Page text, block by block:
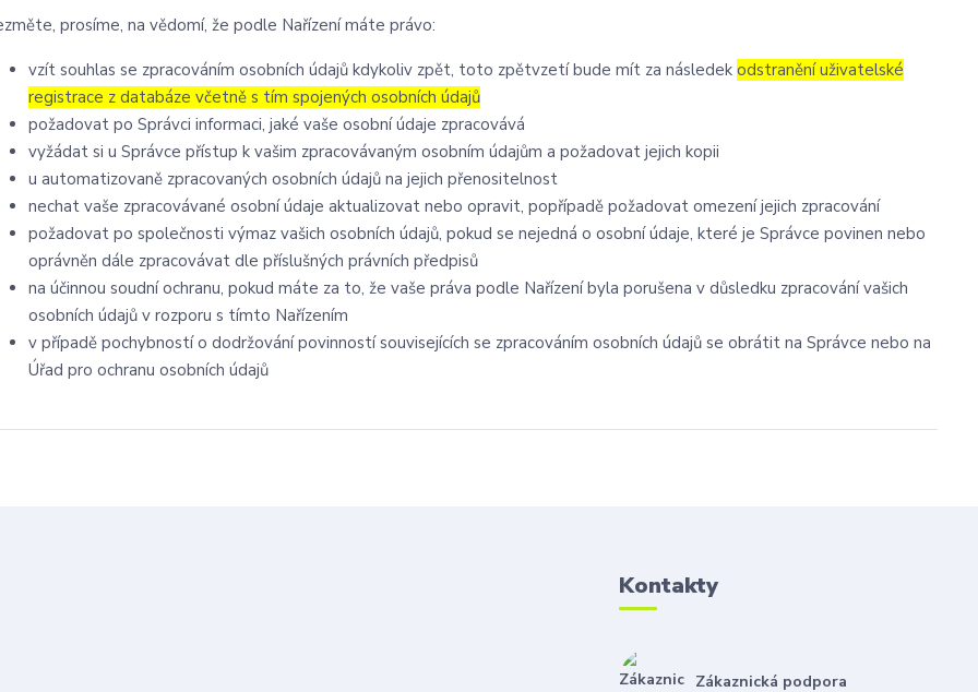
prosíme, na vědomí, že podle Nařízení máte právo:
vzít souhlas se zpracováním osobních údajů kdykoliv zpět, toto zpětvzetí bude mít za následekodstranění uživatelské
registrace z databáze včetně s tím spojených osobních údajů
požadovat po Správci informaci, jaké vaše osobní údaje zpracovává
vyžádat si u Správce přístup k vašim zpracovávaným osobním údajům a požadovat jejich kopii
u automatizovaně zpracovaných osobních údajů na jejich přenositelnost
nechat vaše zpracovávané osobní údaje aktualizovat nebo opravit, popřípadě požadovat omezení jejich zpracování
požadovat po společnosti výmaz vašich osobních údajů, pokud se nejedná o osobní údaje, které je Správce povinen nebo
oprávněn dále zpracovávat dle příslušných právních předpisů
na účinnou soudní ochranu, pokud máte za to, že vaše práva podle Nařízení byla porušena v důsledku zpracování vašich
osobních údajů v rozporu s tímto Nařízením
v případě pochybností o dodržování povinností souvisejících se zpracováním osobních údajů se obrátit na Správce nebo na
Úřad pro ochranu osobních údajů
Kontakty
Zákaznická podpora